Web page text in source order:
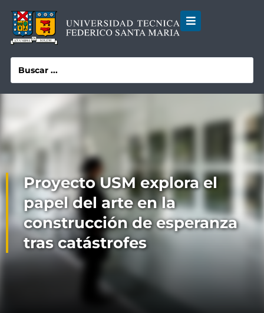
Proyecto USM explora el
papel del arte en la
construcción de esperanza
tras catástrofes